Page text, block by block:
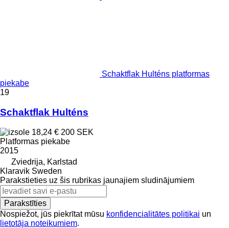
Schaktflak Hulténs platformas
piekabe
19
Schaktflak Hulténs
18,24 € 200 SEK
Platformas piekabe
2015
Zviedrija, Karlstad
Klaravik Sweden
Parakstieties uz šis rubrikas jaunajiem sludinājumiem
Parakstīties
Nospiežot, jūs piekrītat mūsu konfidencialitātes politikai un
lietotāja noteikumiem.